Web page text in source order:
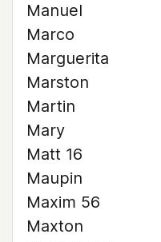
Manuel
Marco
Marguerita
Marston
Martin
Mary
Matt 16
Maupin
Maxim 56
Maxton